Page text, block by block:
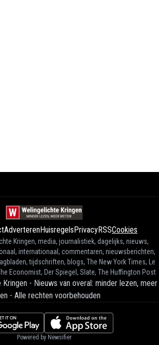
AdverterenHuisregelsPrivacyRSSCookies
Kringen, media, journalistiek, dagelijks, nieuws,
internationaal, commentaren, nieuwsberichten,
tijdschriften, blogs, The New York Times, Le
Economist, Der Spiegel, Slate, The Huffington Post
Kringen - Nieuws van overal: minder lezen, meer
- Alle rechten voorbehouden
Powered by Newsifier